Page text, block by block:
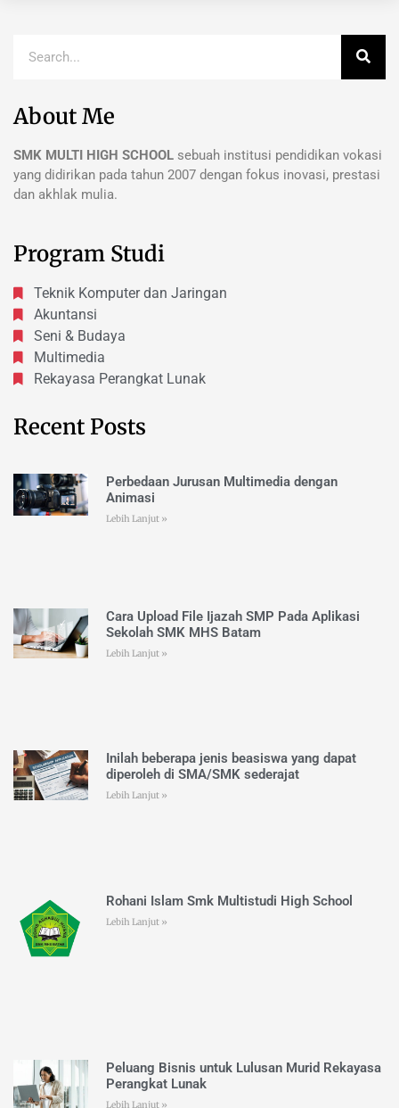
About Me
SMK MULTI HIGH SCHOOL sebuah institusi pendidikan vokasi
yang didirikan pada tahun 2007 dengan fokus inovasi, prestasi
dan akhlak mulia.
Program Studi
Teknik Komputer dan Jaringan
Akuntansi
Seni & Budaya
Multimedia
Rekayasa Perangkat Lunak
Recent Posts
Perbedaan Jurusan Multimedia dengan
Animasi
Lebih Lanjut »
Cara Upload File Ijazah SMP Pada Aplikasi
Sekolah SMK MHS Batam
Lebih Lanjut »
Inilah beberapa jenis beasiswa yang dapat
diperoleh di SMA/SMK sederajat
Lebih Lanjut »
Rohani Islam Smk Multistudi High School
Lebih Lanjut »
Peluang Bisnis untuk Lulusan Murid Rekayasa
Perangkat Lunak
Lebih Lanjut »